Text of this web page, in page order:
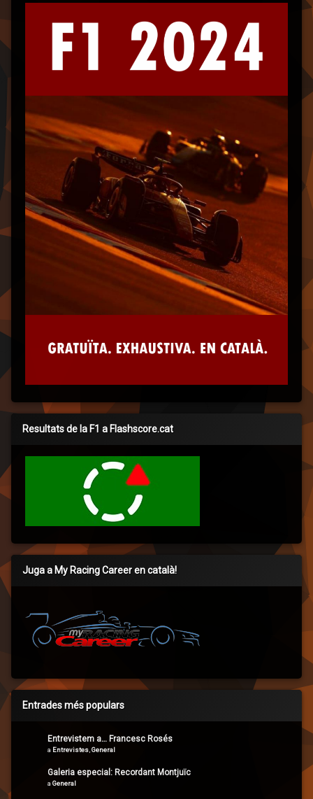
Resultats de la F1 a Flashscore.cat
Juga a My Racing Career en català!
Entrades més populars
Entrevistem a… Francesc Rosés
a Entrevistes General
Galeria especial: Recordant Montjuïc
a General